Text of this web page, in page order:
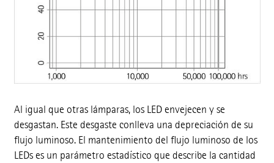
Al igual que otras lámparas, los LED envejecen y se
desgastan. Este desgaste conlleva una depreciación de su
flujo luminoso. El mantenimiento del flujo luminoso de los
LEDs es un parámetro estadístico que describe la cantidad